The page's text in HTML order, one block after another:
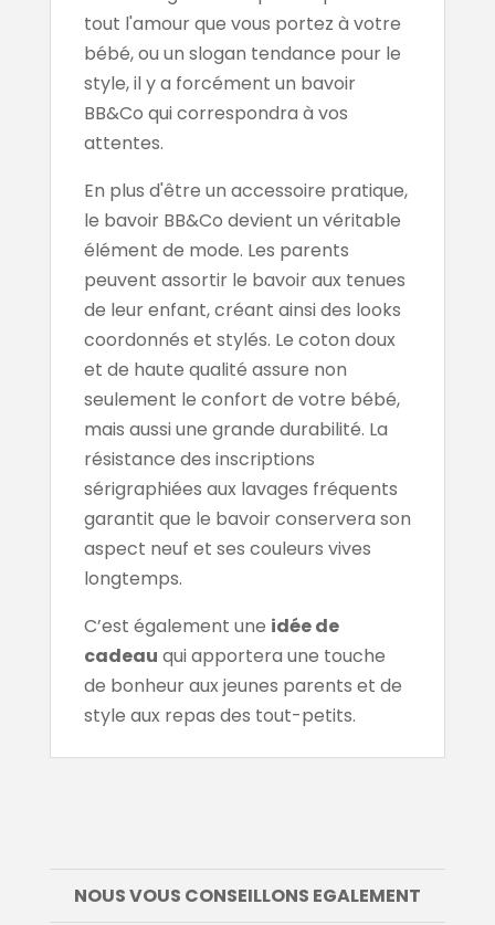
tout l'amour que vous portez à votre
bébé, ou un slogan tendance pour le
style, il y a forcément un bavoir
BB&Co qui correspondra à vos
attentes.
En plus d'être un accessoire pratique,
le bavoir BB&Co devient un véritable
élément de mode. Les parents
peuvent assortir le bavoir aux tenues
de leur enfant, créant ainsi des looks
coordonnés et stylés. Le coton doux
et de haute qualité assure non
seulement le confort de votre bébé,
mais aussi une grande durabilité. La
résistance des inscriptions
sérigraphiées aux lavages fréquents
garantit que le bavoir conservera son
aspect neuf et ses couleurs vives
longtemps.
C’est également une idée de
cadeau qui apportera une touche
de bonheur aux jeunes parents et de
style aux repas des tout-petits.
NOUS VOUS CONSEILLONS EGALEMENT